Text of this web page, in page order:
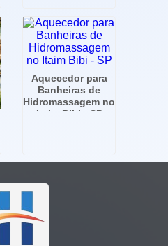
Aquecedor para
Banheiras de
Hidromassagem no
Itaim Bibi - SP